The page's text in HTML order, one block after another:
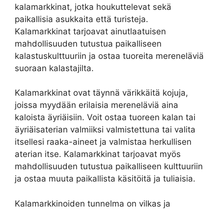
kalamarkkinat, jotka houkuttelevat sekä
paikallisia asukkaita että turisteja.
Kalamarkkinat tarjoavat ainutlaatuisen
mahdollisuuden tutustua paikalliseen
kalastuskulttuuriin ja ostaa tuoreita mereneläviä
suoraan kalastajilta.
Kalamarkkinat ovat täynnä värikkäitä kojuja,
joissa myydään erilaisia mereneläviä aina
kaloista äyriäisiin. Voit ostaa tuoreen kalan tai
äyriäisaterian valmiiksi valmistettuna tai valita
itsellesi raaka-aineet ja valmistaa herkullisen
aterian itse. Kalamarkkinat tarjoavat myös
mahdollisuuden tutustua paikalliseen kulttuuriin
ja ostaa muuta paikallista käsitöitä ja tuliaisia.
Kalamarkkinoiden tunnelma on vilkas ja